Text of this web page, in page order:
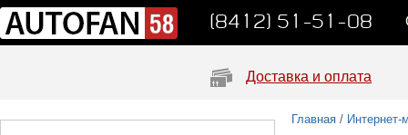
(8412) 51-51-08
Доставка и оплата
Главная / Интернет-